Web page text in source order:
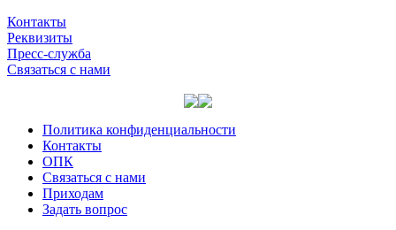
Контакты
Реквизиты
Пресс-служба
Связаться с нами
Политика конфиденциальности
Контакты
ОПК
Связаться с нами
Приходам
Задать вопрос